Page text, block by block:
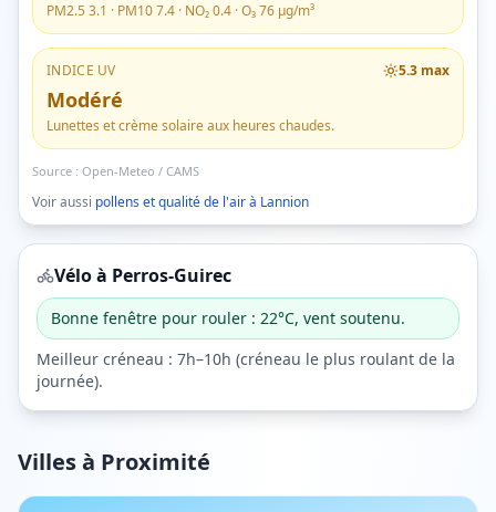
PM2.5 3.1 · PM107.4 · NO₂0.4 · O₃76 µg/m³
INDICE UV 5.3 max
Modéré
Lunettes et crème solaire aux heures chaudes.
Source : Open-Meteo / CAMS
Voir aussi pollens et qualité de l'air à Lannion
Vélo à Perros-Guirec
Bonne fenêtre pour rouler : 22°C, vent soutenu.
Meilleur créneau : 7h–10h (créneau le plus roulant de la
journée).
Villes à Proximité